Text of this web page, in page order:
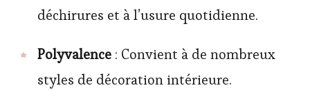
déchirures et à l’usure quotidienne.
Polyvalence : Convient à de nombreux
styles de décoration intérieure.